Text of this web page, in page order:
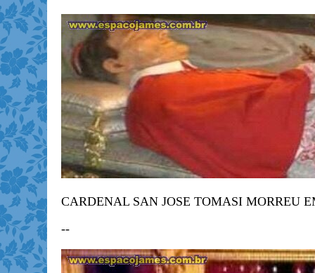
CARDENAL SAN JOSE TOMASI MORREU
--